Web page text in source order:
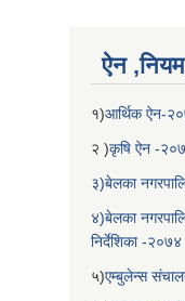
ऐन
१)आर्थिक ऐन-
२ )कृषि ऐन -
३)बेलका
४)बेलका
निर्देशिका -२०७४
५)एम्बुलेन्स